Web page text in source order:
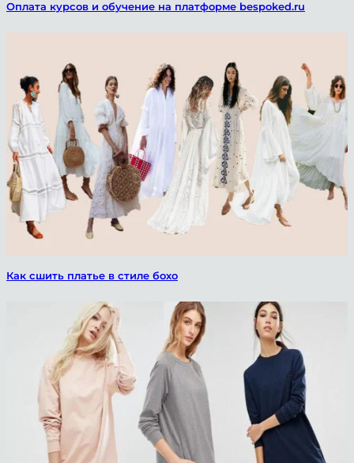
Оплата курсов и обучение на платформе bespoked.ru
Как сшить платье в стиле бохо